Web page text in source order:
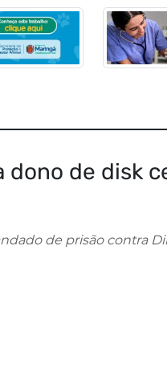
de disk
de prisão contra